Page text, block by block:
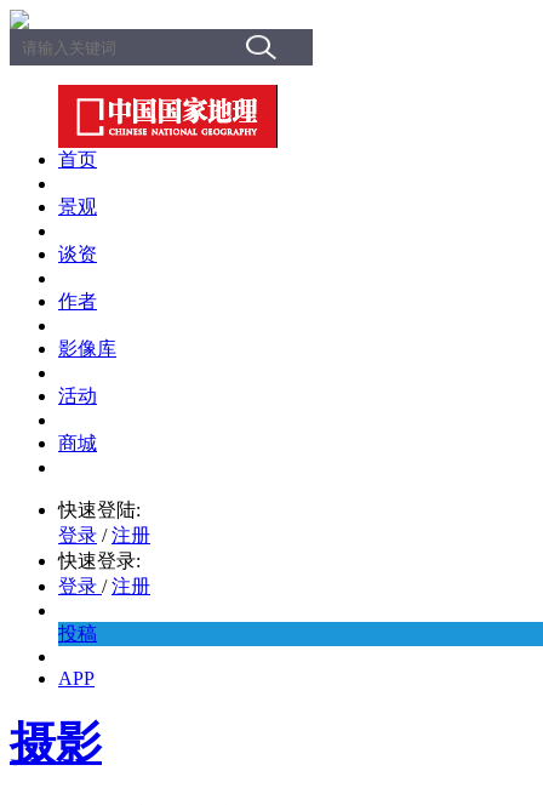
首页
景观
谈资
作者
影像库
活动
商城
快速登陆:
登录 / 注册
快速登录:
登录 / 注册
投稿
APP
摄影